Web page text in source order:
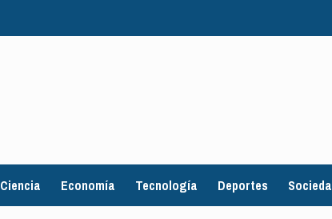
Ciencia Economía Tecnología Deportes